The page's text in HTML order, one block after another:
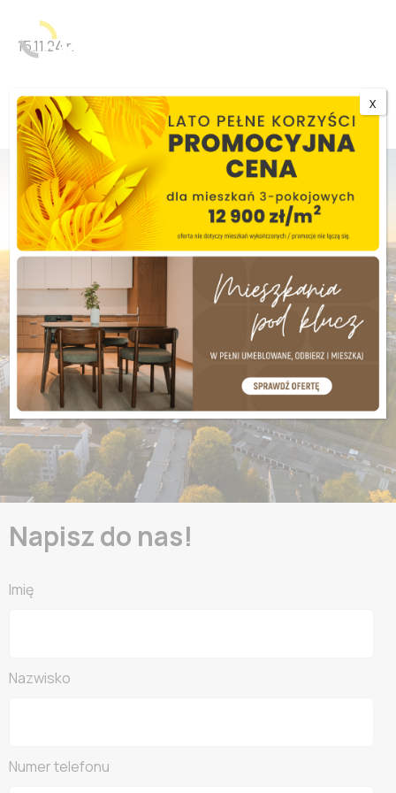
15.11.24 r.
This is single.php
Zamieszkaj lub zainwestuj
Kup mieszkanie
Napisz do nas!
Imię
Nazwisko
Numer telefonu
X